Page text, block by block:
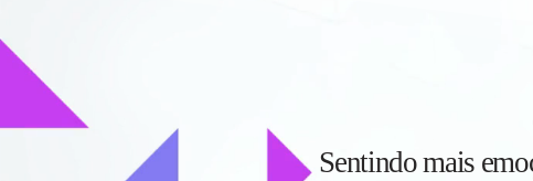
Sentindo mais